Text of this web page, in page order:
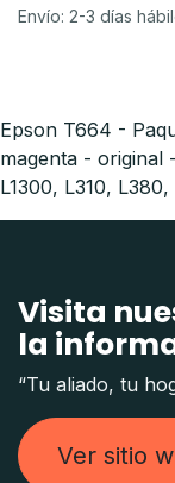
Envío: 2-3 días
Epson T664 -
magenta - original
L1300, L310,
Visita
la
“Tu aliado, tu
Ver sitio